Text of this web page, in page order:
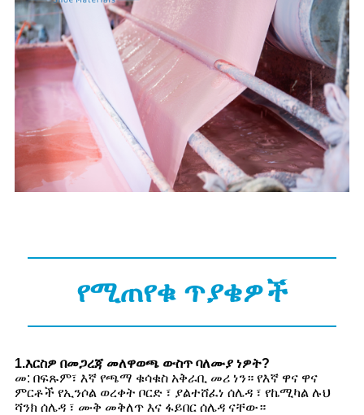
የሚጠየቁ ጥያቄዎች
1.እርስዎ በመጋረጃ መለዋወጫ ውስጥ ባለሙያ ነዎት?
መ: በፍጹም፣ እኛ የጫማ ቁሳቁስ አቅራቢ መሪ ነን። የእኛ ዋና ዋና
ምርቶች የኢንሶል ወረቀት ቦርድ ፣ ያልተሸፈነ ሰሌዳ ፣ የኬሚካል ሉህ
ሻንክ ሰሌዳ ፣ ሙቅ መቅለጥ እና ፋይበር ሰሌዳ ናቸው።